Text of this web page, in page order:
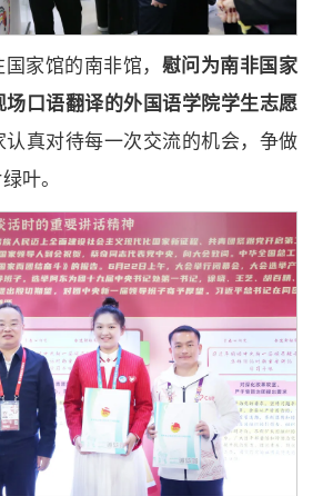
家馆的南非馆， 慰问为南非国家
场口语翻译的外国语学院学生志愿
认真对待每一次交流的机会，争做
叶。